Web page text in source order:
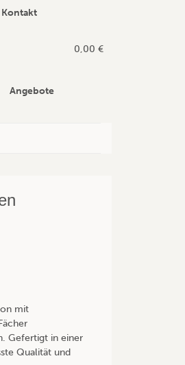
Kontakt
0,00 €
Angebote
mit
Gefertigt in einer
Qualität und